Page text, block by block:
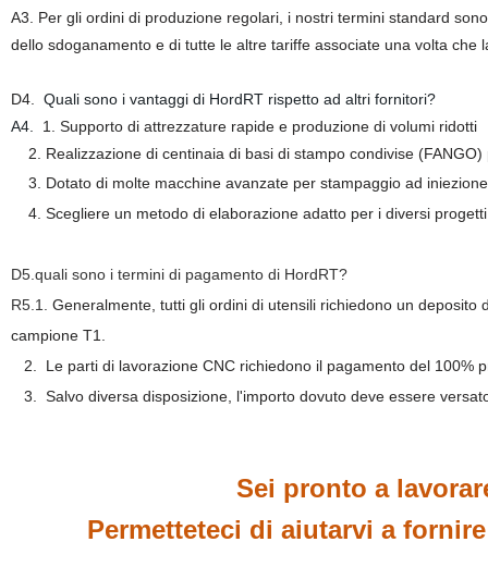
A3. Per gli ordini di produzione regolari, i nostri termini standard
dello sdoganamento e di tutte le altre tariffe associate una volta che
D4. Quali sono i vantaggi di HordRT rispetto ad altri fornitori?
A4. 1. Supporto di attrezzature rapide e produzione di volumi ridotti
2. Realizzazione di centinaia di basi di stampo condivise
3. Dotato di molte macchine avanzate per stampaggio ad
4. Scegliere un metodo di elaborazione adatto per i diversi
D5. quali sono i termini di pagamento di HordRT?
R5.1.
Generalmente, tutti gli ordini di utensili richiedono un
campione T1.
2.
Le parti di lavorazione CNC richiedono il pagamento del 100%
3.
Salvo diversa disposizione, l'importo dovuto deve essere
Sei pronto a
Permetteteci di aiutarvi a